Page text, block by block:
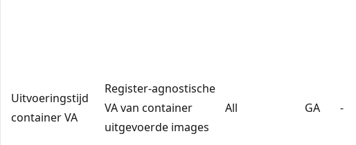
Uitvoeringstijd
container VA
Register-agnostische
VA van container
uitgevoerde images
All GA -